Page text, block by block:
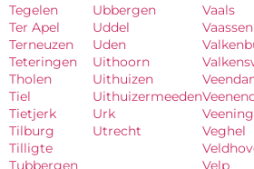
Tegelen
Ter Apel
Terneuzen
Teteringen
Tholen
Tiel
Tietjerk
Tilburg
Tilligte
Tubbergen
Ubbergen
Uddel
Uden
Uithoorn
Uithuizen
Uithuizermeeden
Urk
Utrecht
Vaals
Vaassen
Veghel
Velp